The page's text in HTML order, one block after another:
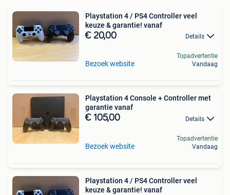
Playstation 4 / PS4 Controller veel
keuze & garantie! vanaf
€ 20,00 Details
Bezoek website
Topadvertentie
Vandaag
Playstation 4 Console + Controller met
garantie vanaf
€ 105,00 Details
Bezoek website
Topadvertentie
Vandaag
Playstation 4 / PS4 Controller veel
keuze & garantie! vanaf